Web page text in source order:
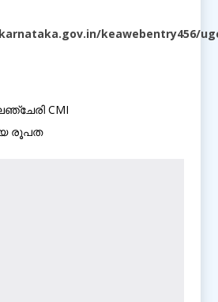
keawebentry456/
CMI
രൂപത